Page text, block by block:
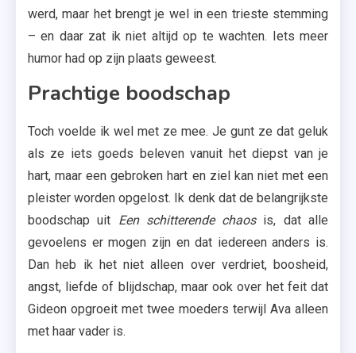
werd, maar het brengt je wel in een trieste stemming
– en daar zat ik niet altijd op te wachten. Iets meer
humor had op zijn plaats geweest.
Prachtige boodschap
Toch voelde ik wel met ze mee. Je gunt ze dat geluk
als ze iets goeds beleven vanuit het diepst van je
hart, maar een gebroken hart en ziel kan niet met een
pleister worden opgelost. Ik denk dat de belangrijkste
boodschap uit Een schitterende chaosis, dat alle
gevoelens er mogen zijn en dat iedereen anders is.
Dan heb ik het niet alleen over verdriet, boosheid,
angst, liefde of blijdschap, maar ook over het feit dat
Gideon opgroeit met twee moeders terwijl Ava alleen
met haar vader is.